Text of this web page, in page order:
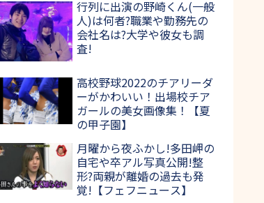
行列に出演の野崎くん(一般
人)は何者?職業や勤務先の
会社名は?大学や彼女も調
査!
高校野球2022のチアリーダ
ーがかわいい！出場校チア
ガールの美女画像集！【夏
の甲子園】
月曜から夜ふかし!多田岬の
自宅や卒アル写真公開!整
形?両親が離婚の過去も発
覚!【フェフニュース】